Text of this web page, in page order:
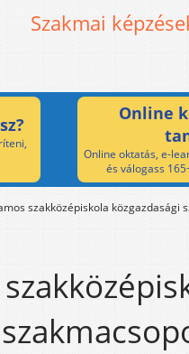
Szakmai
Online
Online oktatás, e-
és válogass
szakközépiskola közgazdasági